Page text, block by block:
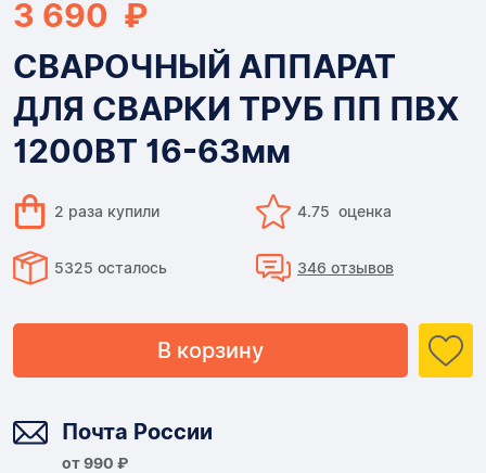
3 690 ₽
СВАРОЧНЫЙ АППАРАТ
ДЛЯ СВАРКИ ТРУБ ПП ПВХ
1200ВТ 16-63мм
2 раза купили 4.75 оценка
5325 осталось 346 отзывов
В корзину
Почта России
от 990 ₽